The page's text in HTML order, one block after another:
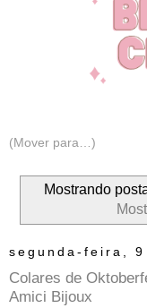
Mostrando
segunda-feira,
Colares de
Amici Bijoux